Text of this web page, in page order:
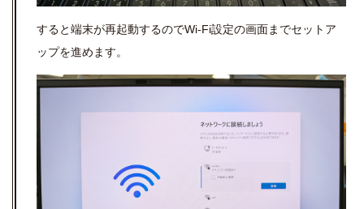
すると端末が再起動するのでWi-Fi設定の画面までセットア
ップを進めます。